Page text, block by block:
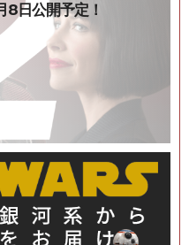
日公開予定！